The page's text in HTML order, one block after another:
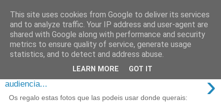
Está de pinga
3/8/26
Agradecimientos a Ares por su
audiencia...
›
Os regalo estas fotos que las podeis usar donde querais:
This site uses cookies from Google to deliver its services
and to analyze traffic. Your IP address and user-agent are
shared with Google along with performance and security
metrics to ensure quality of service, generate usage
statistics, and to detect and address abuse.
LEARN MORE GOT IT